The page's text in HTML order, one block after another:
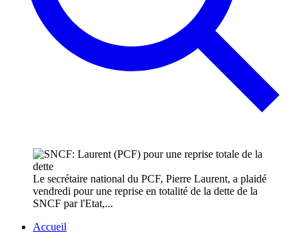
Le secrétaire national du PCF, Pierre Laurent, a plaidé
vendredi pour une reprise en totalité de la dette de la
SNCF par l'Etat,...
Accueil